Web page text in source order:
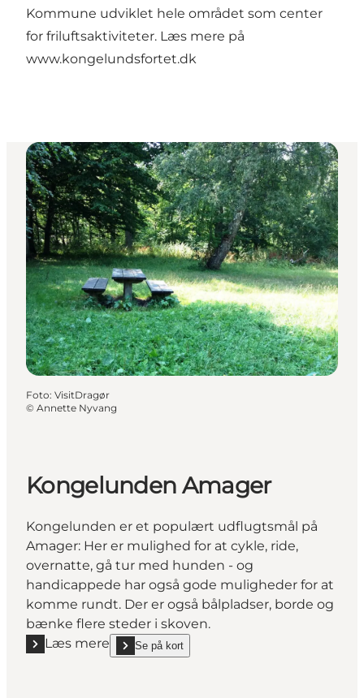
Kommune udviklet hele området som center
for friluftsaktiviteter. Læs mere på
www.kongelundsfortet.dk
Foto: VisitDragør
© Annette Nyvang
Kongelunden Amager
Kongelunden er et populært udflugtsmål på
Amager: Her er mulighed for at cykle, ride,
overnatte, gå tur med hunden - og
handicappede har også gode muligheder for at
komme rundt. Der er også bålpladser, borde og
bænke flere steder i skoven.
Læs mere
Læs mere "Kongelunden Amager"
Se på kort
show Kongelunden Amager on_map